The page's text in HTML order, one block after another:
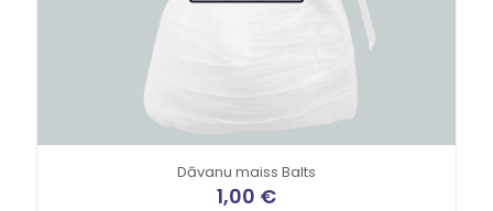
Dāvanu maiss Balts
1,00 €